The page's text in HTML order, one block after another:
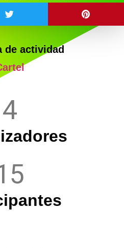
de actividad
4